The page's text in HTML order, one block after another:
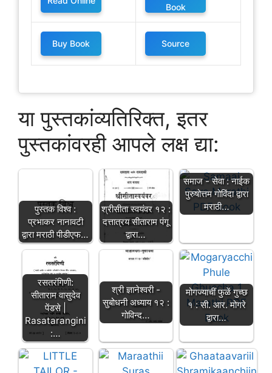
Book
Buy Book Source
या पुस्तकांव्यतिरिक्त, इतर
पुस्तकांवरही आपले लक्ष द्या:
पुस्तक विश्व :
प्रभाकर नानावटी
द्वारा मराठी पीडीएफ…
श्रीसीता स्वयंवर १२ :
दत्तात्रय सीताराम पंगू
द्वारा…
समाज - सेवा : नाईक
पुरुषोत्तम गोविंदा द्वारा
मराठी…
रसतरंगिणी:
सीताराम वासुदेव
पेंडसे |
Rasatarangini
:…
श्री ज्ञानेश्वरी -
सुबोधनी अध्याय १२ :
गोविन्द…
मोगज्याचीं फुळें गुच्छ
१ : सी. आर. मोगरे
द्वारा…